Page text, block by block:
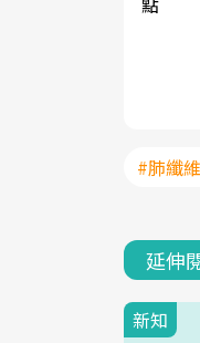
#肺纖
延伸
新知